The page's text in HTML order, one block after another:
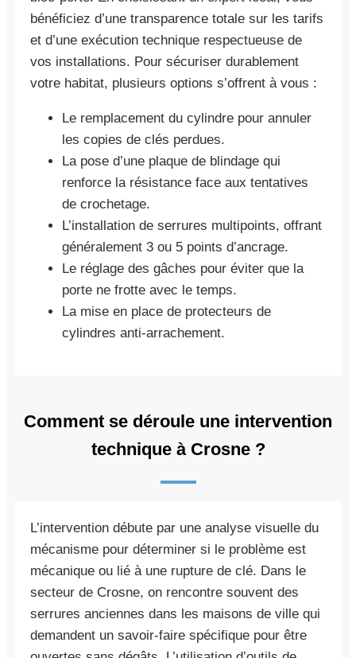
bénéficiez d’une transparence totale sur les tarifs
et d’une exécution technique respectueuse de
vos installations. Pour sécuriser durablement
votre habitat, plusieurs options s’offrent à vous :
Le remplacement du cylindre pour annuler
les copies de clés perdues.
La pose d’une plaque de blindage qui
renforce la résistance face aux tentatives
de crochetage.
L’installation de serrures multipoints, offrant
généralement 3 ou 5 points d’ancrage.
Le réglage des gâches pour éviter que la
porte ne frotte avec le temps.
La mise en place de protecteurs de
cylindres anti-arrachement.
Comment se déroule une intervention
technique à Crosne ?
L’intervention débute par une analyse visuelle du
mécanisme pour déterminer si le problème est
mécanique ou lié à une rupture de clé. Dans le
secteur de Crosne, on rencontre souvent des
serrures anciennes dans les maisons de ville qui
demandent un savoir-faire spécifique pour être